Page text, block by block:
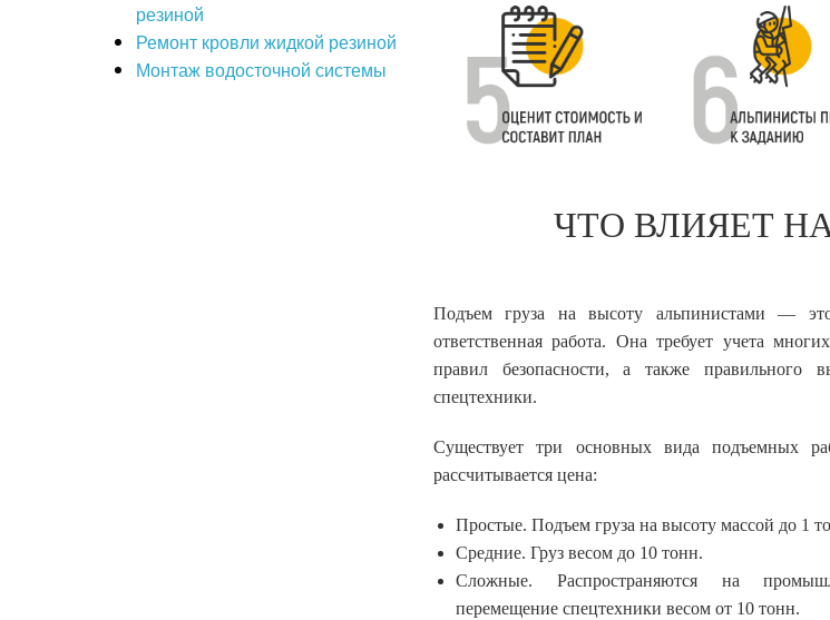
резиной
Ремонт кровли жидкой резиной
Монтаж водосточной системы
ЧТО ВЛИЯЕТ
Подъем груза на высоту альпинистами —
ответственная работа. Она требует учета
правил безопасности, а также правильного
спецтехники.
Существует три основных вида подъемных
рассчитывается цена:
Простые. Подъем груза на высоту массой до 1
Средние. Груз весом до 10 тонн.
Сложные. Распространяются на
перемещение спецтехники весом от 10 тонн.